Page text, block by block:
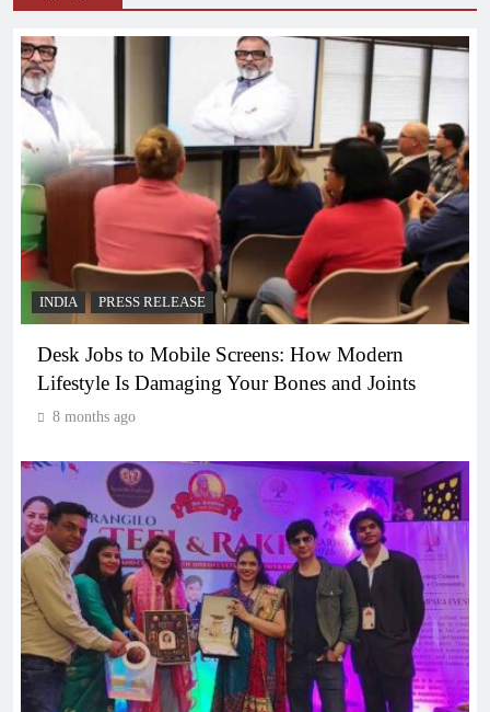
INDIA PRESS RELEASE
Desk Jobs to Mobile Screens: How Modern
Lifestyle Is Damaging Your Bones and Joints
8 months ago